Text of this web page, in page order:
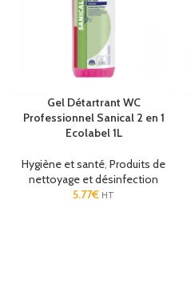
Gel Détartrant WC
Professionnel Sanical 2 en 1
Ecolabel 1L
Hygiène et santé, Produits de
nettoyage et désinfection
5.77€ HT